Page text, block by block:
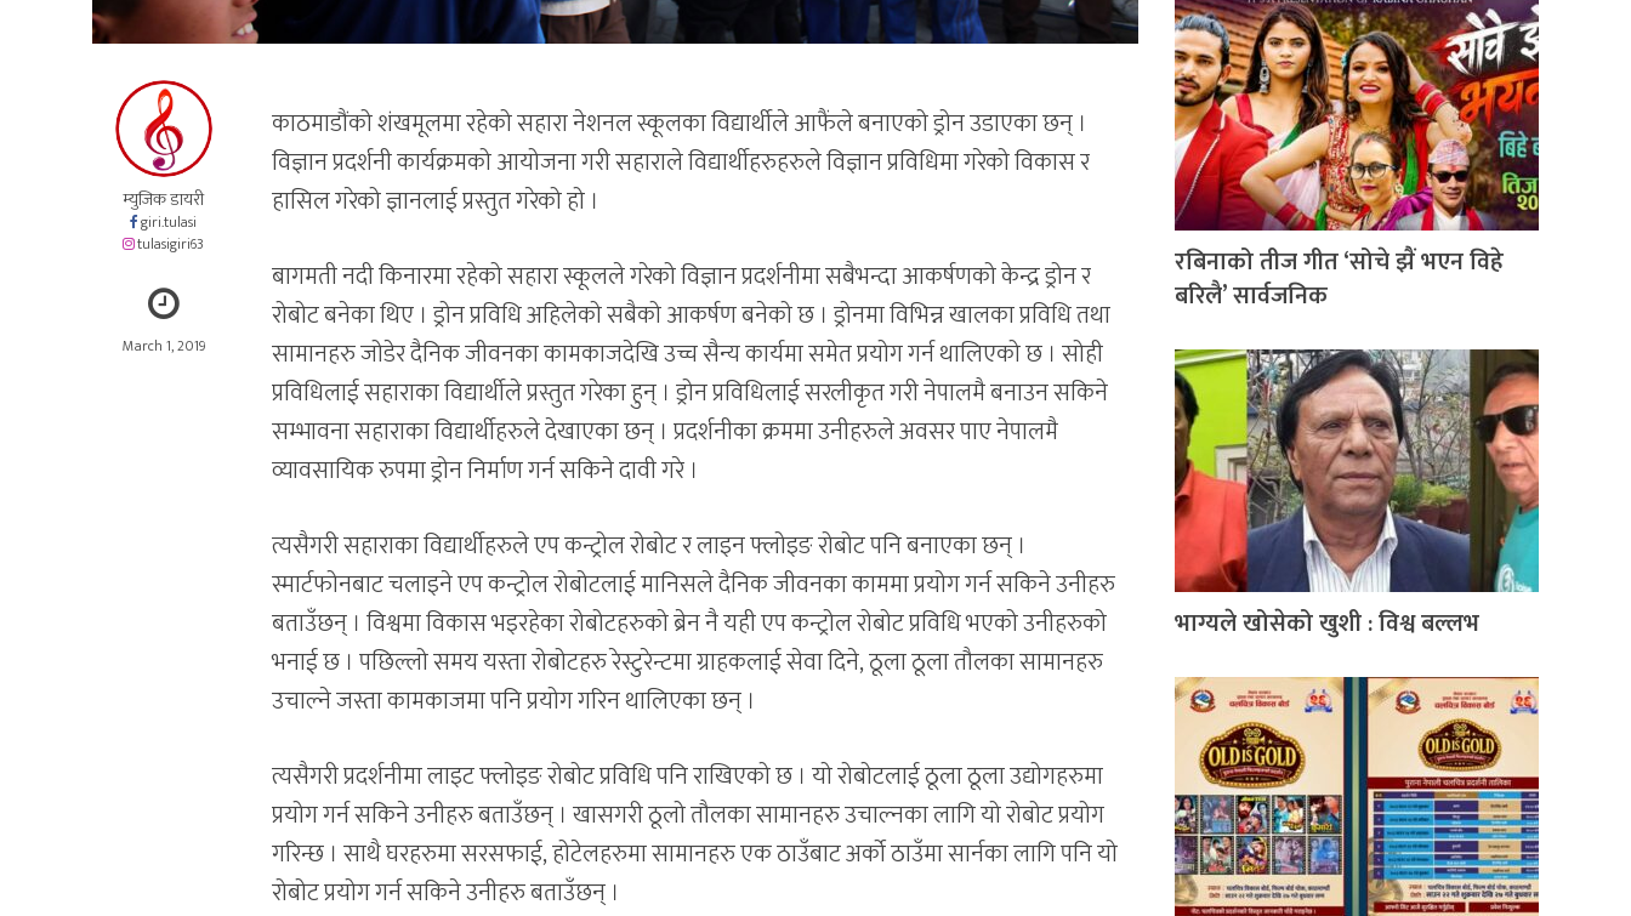
म्युजिक डायरी
giri.tulasi
tulasigiri63
March 1, 2019
काठमाडौंको शंखमूलमा रहेको सहारा नेशनल स्कूलका विद्यार्थीले आफैंले बनाएको ड्रोन उडाएका छन् ।
विज्ञान प्रदर्शनी कार्यक्रमको आयोजना गरी सहाराले विद्यार्थीहरुहरुले विज्ञान प्रविधिमा गरेको विकास र
हासिल गरेको ज्ञानलाई प्रस्तुत गरेको हो ।
बागमती नदी किनारमा रहेको सहारा स्कूलले गरेको विज्ञान प्रदर्शनीमा सबैभन्दा आकर्षणको केन्द्र ड्रोन र
रोबोट बनेका थिए । ड्रोन प्रविधि अहिलेको सबैको आकर्षण बनेको छ । ड्रोनमा विभिन्न खालका प्रविधि तथा
सामानहरु जोडेर दैनिक जीवनका कामकाजदेखि उच्च सैन्य कार्यमा समेत प्रयोग गर्न थालिएको छ । सोही
प्रविधिलाई सहाराका विद्यार्थीले प्रस्तुत गरेका हुन् । ड्रोन प्रविधिलाई सरलीकृत गरी नेपालमै बनाउन सकिने
सम्भावना सहाराका विद्यार्थीहरुले देखाएका छन् । प्रदर्शनीका क्रममा उनीहरुले अवसर पाए नेपालमै
व्यावसायिक रुपमा ड्रोन निर्माण गर्न सकिने दावी गरे ।
त्यसैगरी सहाराका विद्यार्थीहरुले एप कन्ट्रोल रोबोट र लाइन फ्लोइङ रोबोट पनि बनाएका छन् ।
स्मार्टफोनबाट चलाइने एप कन्ट्रोल रोबोटलाई मानिसले दैनिक जीवनका काममा प्रयोग गर्न सकिने उनीहरु
बताउँछन् । विश्वमा विकास भइरहेका रोबोटहरुको ब्रेन नै यही एप कन्ट्रोल रोबोट प्रविधि भएको उनीहरुको
भनाई छ । पछिल्लो समय यस्ता रोबोटहरु रेस्टुरेन्टमा ग्राहकलाई सेवा दिने, ठूला ठूला तौलका सामानहरु
उचाल्ने जस्ता कामकाजमा पनि प्रयोग गरिन थालिएका छन् ।
त्यसैगरी प्रदर्शनीमा लाइट फ्लोइङ रोबोट प्रविधि पनि राखिएको छ । यो रोबोटलाई ठूला ठूला उद्योगहरुमा
प्रयोग गर्न सकिने उनीहरु बताउँछन् । खासगरी ठूलो तौलका सामानहरु उचाल्नका लागि यो रोबोट प्रयोग
गरिन्छ । साथै घरहरुमा सरसफाई, होटेलहरुमा सामानहरु एक ठाउँबाट अर्को ठाउँमा सार्नका लागि पनि यो
रोबोट प्रयोग गर्न सकिने उनीहरु बताउँछन् ।
रबिनाको तीज गीत ‘सोचे झैं भएन विहे
बरिलै’ सार्वजनिक
भाग्यले खोसेको खुशी : विश्व बल्लभ